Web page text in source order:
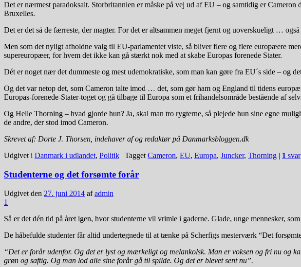
Det er nærmest paradoksalt. Storbritannien er måske på vej ud af EU – og samtidig er
Bruxelles.
Det er det så de færreste, der magter. For det er altsammen meget fjernt og uoverskueligt …
Men som det nyligt afholdne valg til EU-parlamentet viste, så bliver flere og flere europæere
supereuropæer, for hvem det ikke kan gå stærkt nok med at skabe Europas forenede Stater.
Dét er noget nær det dummeste og mest udemokratiske, som man kan gøre fra EU´s side – og
Og det var netop det, som Cameron talte imod … det, som gør ham og England til tidens
Europas-forenede-Stater-toget og gå tilbage til Europa som et frihandelsområde bestående af
Og Helle Thorning – hvad gjorde hun? Ja, skal man tro rygterne, så plejede hun sine egne
de andre, der stod imod Cameron.
Skrevet af: Dorte J. Thorsen, indehaver af og redaktør på Danmarksbloggen.dk
Udgivet i Danmark i udlandet, Politik | Tagget Cameron, EU, Europa, Juncker, Thorning | 1 svar
Studenterne og det forsømte forår
Udgivet den 27. juni 2014 afadmin
1
Så er det dén tid på året igen, hvor studenterne vil vrimle i gaderne. Glade, unge mennesker,
De håbefulde studenter får altid undertegnede til at tænke på Scherfigs mesterværk “Det
“Det er forår udenfor. Og det er lyst og mærkeligt og melankolsk. Man er voksen og fri nu og
grøn og saftig. Og man lod alle sine forår gå til spilde. Og det er blevet sent nu”.